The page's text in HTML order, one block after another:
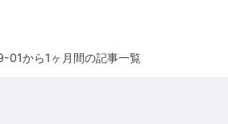
から1ヶ月間の記事一覧